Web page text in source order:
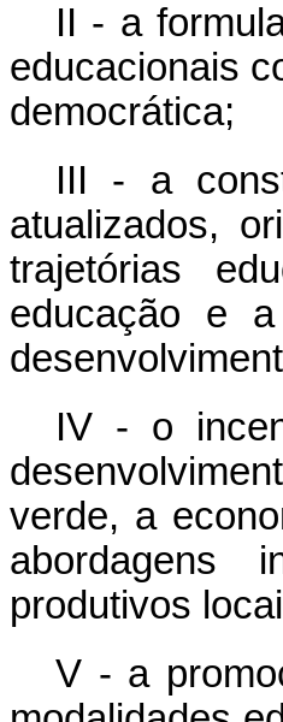
II - a
educacionais
democrática;
III - a
atualizados,
trajetórias
educação e
IV - o
verde, a
abordagens
produtivos
V - a